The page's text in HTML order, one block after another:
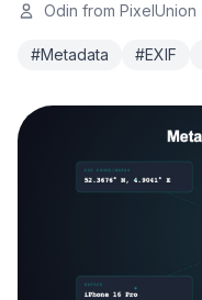
Odin from PixelUnion
#Metadata #EXIF